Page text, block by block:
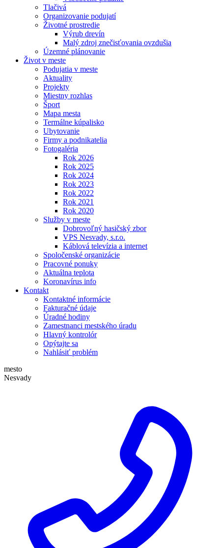
Tlačivá
Organizovanie podujatí
Životné prostredie
Výrub drevín
Malý zdroj znečisťovania ovzdušia
Územné plánovanie
Život v meste
Podujatia v meste
Aktuality
Projekty
Miestny rozhlas
Šport
Mapa mesta
Termálne kúpalisko
Ubytovanie
Firmy a podnikatelia
Fotogaléria
Rok 2026
Rok 2025
Rok 2024
Rok 2023
Rok 2022
Rok 2021
Rok 2020
Služby v meste
Dobrovoľný hasičský zbor
VPS Nesvady, s.r.o.
Káblová televízia a internet
Spoločenské organizácie
Pracovné ponuky
Aktuálna teplota
Koronavírus info
Kontakt
Kontaktné informácie
Fakturačné údaje
Úradné hodiny
Zamestnanci mestského úradu
Hlavný kontrolór
Opýtajte sa
Nahlásiť problém
mesto
Nesvady